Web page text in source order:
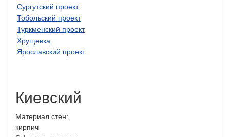
Сургутский проект
Тобольский проект
Туркменский проект
Хрущевка
Ярославский проект
Киевский
Материал стен:
кирпич